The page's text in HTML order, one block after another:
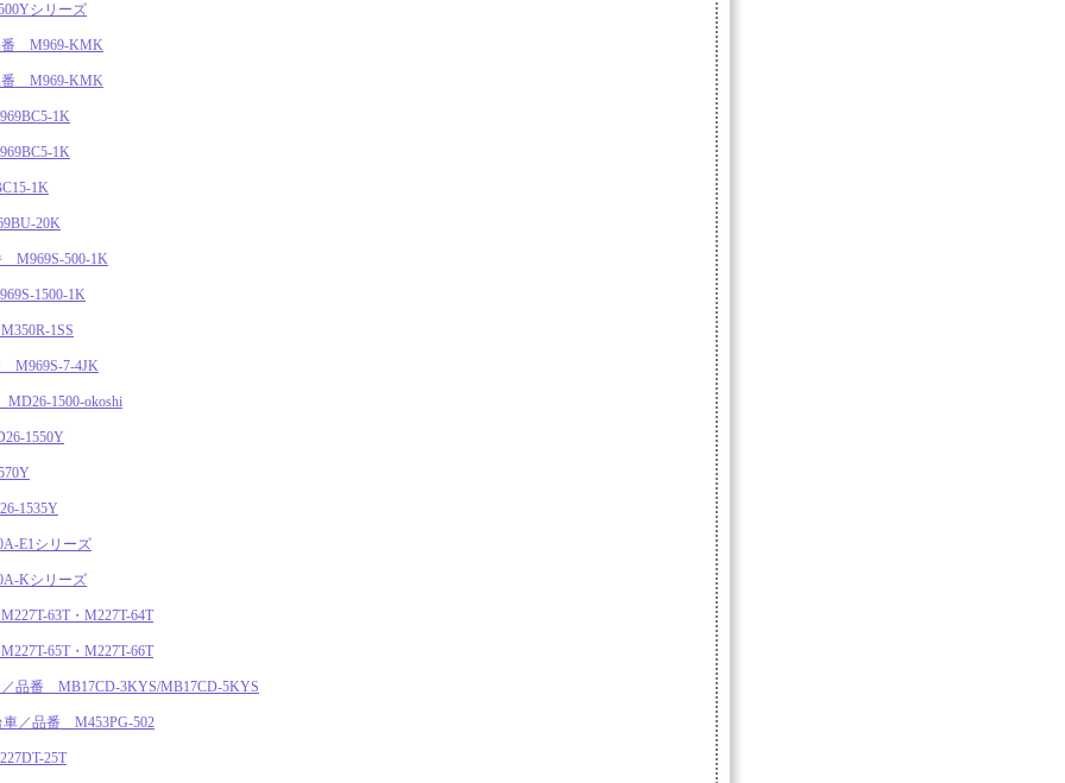
シリーズ
番 M969-KMK
番 M969-KMK
1K
1K
1K
20K
M969S-500-1K
1500-1K
1SS
M969S-7-4JK
1500-okoshi
1550Y
1535Y
E1シリーズ
Kシリーズ
63T・M227T-64T
65T・M227T-66T
品番 MB17CD-3KYS/MB17CD-5KYS
車／品番 M453PG-502
25T